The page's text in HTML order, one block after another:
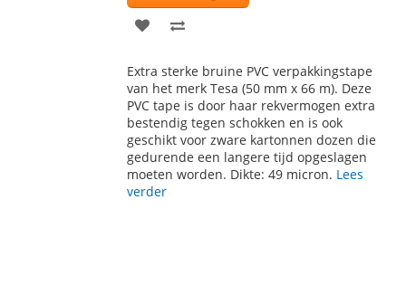
VOEG
AAN
VERLANGLIJST
TE
VERGELIJKEN
Extra sterke bruine PVC verpakkingstape
van het merk Tesa (50 mm x 66 m). Deze
PVC tape is door haar rekvermogen extra
bestendig tegen schokken en is ook
geschikt voor zware kartonnen dozen die
gedurende een langere tijd opgeslagen
moeten worden. Dikte: 49 micron. Lees
verder